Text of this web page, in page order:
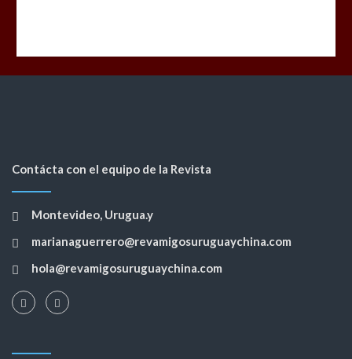
Contácta con el equipo de la Revista
Montevideo, Urugua.y
marianaguerrero@revamigosuruguaychina.com
hola@revamigosuruguaychina.com